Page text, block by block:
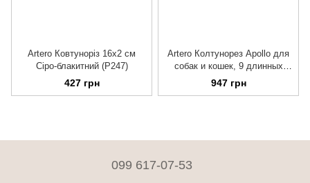
Artero Ковтуноріз 16х2 см
Сіро-блакитний (P247)
427 грн
Artero Колтунорез Apollo для
собак и кошек, 9 длинных
лезвий, 6x18 см
947 грн
099 617-07-53